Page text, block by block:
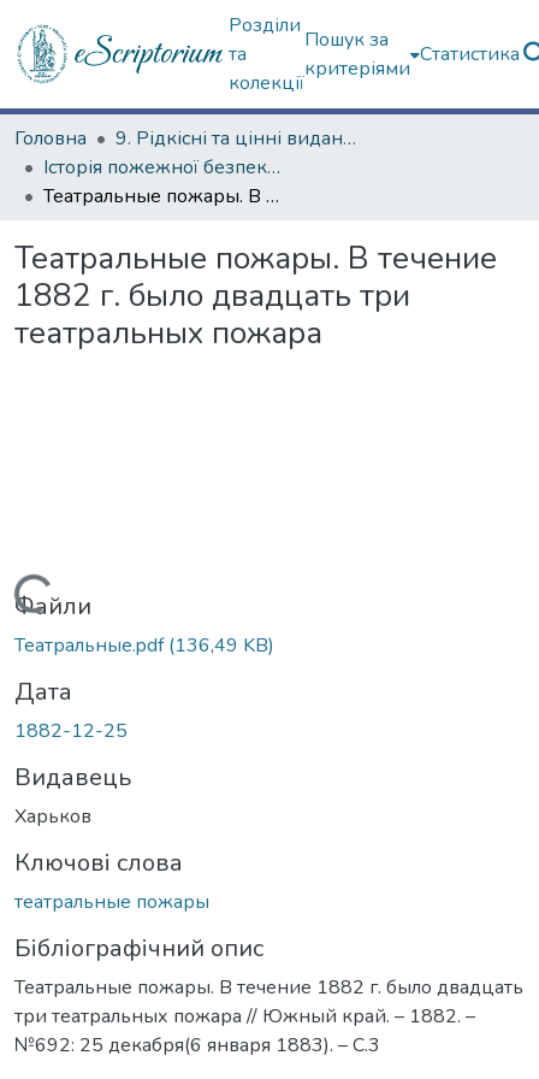
Розділи
та
колекції
Пошук за
критеріями
Статистика
Головна
9. Рідкісні та цінні видання
Історія пожежної безпеки (сторінками періодичних видань)
Театральные пожары. В течение 1882 г. было двадцать три театральных пожара
Театральные пожары. В течение
1882 г. было двадцать три
театральных пожара
Вантажиться...
Файли
Театральные.pdf(136,49 KB)
Дата
1882-12-25
Видавець
Харьков
Ключові слова
театральные пожары
Бібліографічний опис
Театральные пожары. В течение 1882 г. было двадцать
три театральных пожара // Южный край. – 1882. –
№692: 25 декабря(6 января 1883). – С.3